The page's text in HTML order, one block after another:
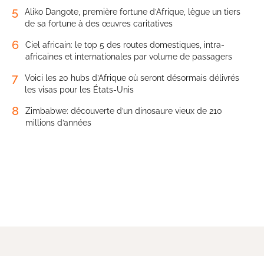
5
Aliko Dangote, première fortune d’Afrique, lègue un tiers
de sa fortune à des œuvres caritatives
6
Ciel africain: le top 5 des routes domestiques, intra-
africaines et internationales par volume de passagers
7
Voici les 20 hubs d’Afrique où seront désormais délivrés
les visas pour les États-Unis
8
Zimbabwe: découverte d’un dinosaure vieux de 210
millions d’années